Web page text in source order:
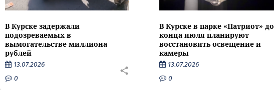
В Курске задержали
подозреваемых в
вымогательстве миллиона
рублей
13.07.2026
0
В Курске в парке «Патриот» до
конца июля планируют
восстановить освещение и
камеры
13.07.2026
0